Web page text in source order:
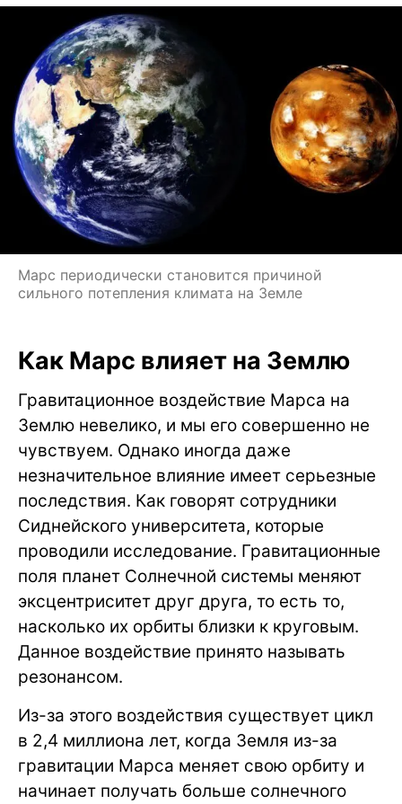
Марс периодически становится причиной
сильного потепления климата на Земле
Как Марс влияет на Землю
Гравитационное воздействие Марса на
Землю невелико, и мы его совершенно не
чувствуем. Однако иногда даже
незначительное влияние имеет серьезные
последствия. Как говорят сотрудники
Сиднейского университета, которые
проводили исследование. Гравитационные
поля планет Солнечной системы меняют
эксцентриситет друг друга, то есть то,
насколько их орбиты близки к круговым.
Данное воздействие принято называть
резонансом.
Из-за этого воздействия существует цикл
в 2,4 миллиона лет, когда Земля из-за
гравитации Марса меняет свою орбиту и
начинает получать больше солнечного